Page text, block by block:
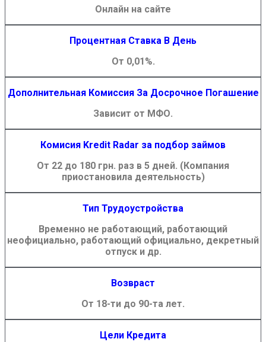
Онлайн на сайте
Процентная Ставка В День
От 0,01%.
Дополнительная Комиссия За Досрочное Погашение
Зависит от МФО.
Комисия Kredit Radar за подбор займов
От 22 до 180 грн. раз в 5 дней. (Компания
приостановила деятельность)
Тип Трудоустройства
Временно не работающий, работающий
неофициально, работающий официально, декретный
отпуск и др.
Возвраст
От 18-ти до 90-та лет.
Цели Кредита